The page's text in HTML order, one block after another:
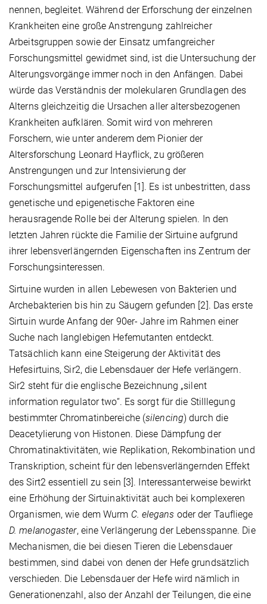
nennen, begleitet. Während der Erforschung der einzelnen
Krankheiten eine große Anstrengung zahlreicher
Arbeitsgruppen sowie der Einsatz umfangreicher
Forschungsmittel gewidmet sind, ist die Untersuchung der
Alterungsvorgänge immer noch in den Anfängen. Dabei
würde das Verständnis der molekularen Grundlagen des
Alterns gleichzeitig die Ursachen aller altersbezogenen
Krankheiten aufklären. Somit wird von mehreren
Forschern, wie unter anderem dem Pionier der
Altersforschung Leonard Hayflick, zu größeren
Anstrengungen und zur Intensivierung der
Forschungsmittel aufgerufen [1]. Es ist unbestritten, dass
genetische und epigenetische Faktoren eine
herausragende Rolle bei der Alterung spielen. In den
letzten Jahren rückte die Familie der Sirtuine aufgrund
ihrer lebensverlängernden Eigenschaften ins Zentrum der
Forschungsinteressen.
Sirtuine wurden in allen Lebewesen von Bakterien und
Archebakterien bis hin zu Säugern gefunden [2]. Das erste
Sirtuin wurde Anfang der 90er- Jahre im Rahmen einer
Suche nach langlebigen Hefemutanten entdeckt.
Tatsächlich kann eine Steigerung der Aktivität des
Hefesirtuins, Sir2, die Lebensdauer der Hefe verlängern.
Sir2 steht für die englische Bezeichnung „silent
information regulator two“. Es sorgt für die Stilllegung
bestimmter Chromatinbereiche (silencing) durch die
Deacetylierung von Histonen. Diese Dämpfung der
Chromatinaktivitäten, wie Replikation, Rekombination und
Transkription, scheint für den lebensverlängernden Effekt
des Sirt2 essentiell zu sein [3]. Interessanterweise bewirkt
eine Erhöhung der Sirtuinaktivität auch bei komplexeren
Organismen, wie dem Wurm C. elegans oder der Taufliege
D. melanogaster, eine Verlängerung der Lebensspanne. Die
Mechanismen, die bei diesen Tieren die Lebensdauer
bestimmen, sind dabei von denen der Hefe grundsätzlich
verschieden. Die Lebensdauer der Hefe wird nämlich in
Generationenzahl, also der Anzahl der Teilungen, die eine